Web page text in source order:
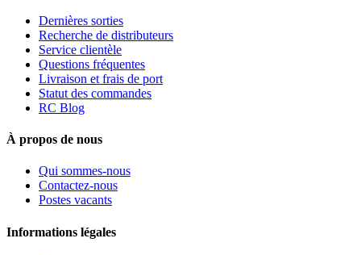
Dernières sorties
Recherche de distributeurs
Service clientèle
Questions fréquentes
Livraison et frais de port
Statut des commandes
RC Blog
À propos de nous
Qui sommes-nous
Contactez-nous
Postes vacants
Informations légales